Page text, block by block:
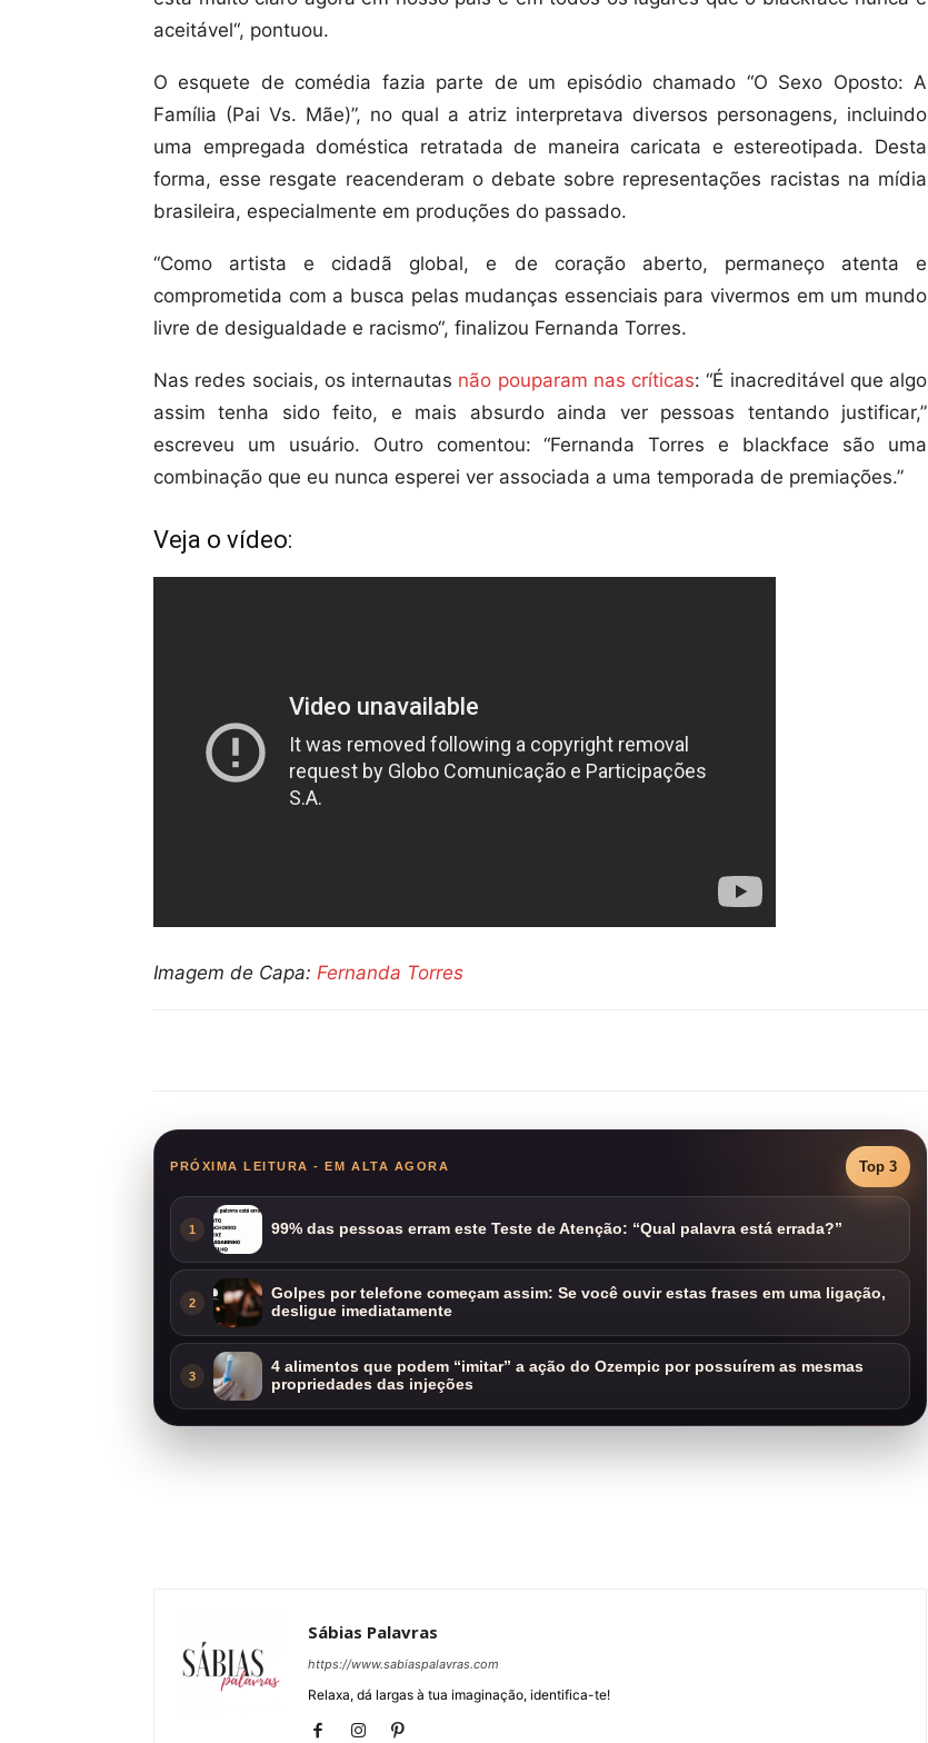
aceitável“, pontuou.
O esquete de comédia fazia parte de um episódio chamado “O Sexo Oposto: A
Família (Pai Vs. Mãe)”, no qual a atriz interpretava diversos personagens, incluindo
uma empregada doméstica retratada de maneira caricata e estereotipada. Desta
forma, esse resgate reacenderam o debate sobre representações racistas na mídia
brasileira, especialmente em produções do passado.
“Como artista e cidadã global, e de coração aberto, permaneço atenta e
comprometida com a busca pelas mudanças essenciais para vivermos em um mundo
livre de desigualdade e racismo“, finalizou Fernanda Torres.
Nas redes sociais, os internautas não pouparam nas críticas: “É inacreditável que algo
assim tenha sido feito, e mais absurdo ainda ver pessoas tentando justificar,”
escreveu um usuário. Outro comentou: “Fernanda Torres e blackface são uma
combinação que eu nunca esperei ver associada a uma temporada de premiações.”
Veja o vídeo:
Imagem de Capa: Fernanda Torres
PRÓXIMA LEITURA - EM ALTA AGORA Top 3
1 99% das pessoas erram este Teste de Atenção: “Qual palavra está errada?”
2
Golpes por telefone começam assim: Se você ouvir estas frases em uma ligação,
desligue imediatamente
3
4 alimentos que podem “imitar” a ação do Ozempic por possuírem as mesmas
propriedades das injeções
Sábias Palavras
https://www.sabiaspalavras.com
Relaxa, dá largas à tua imaginação, identifica-te!